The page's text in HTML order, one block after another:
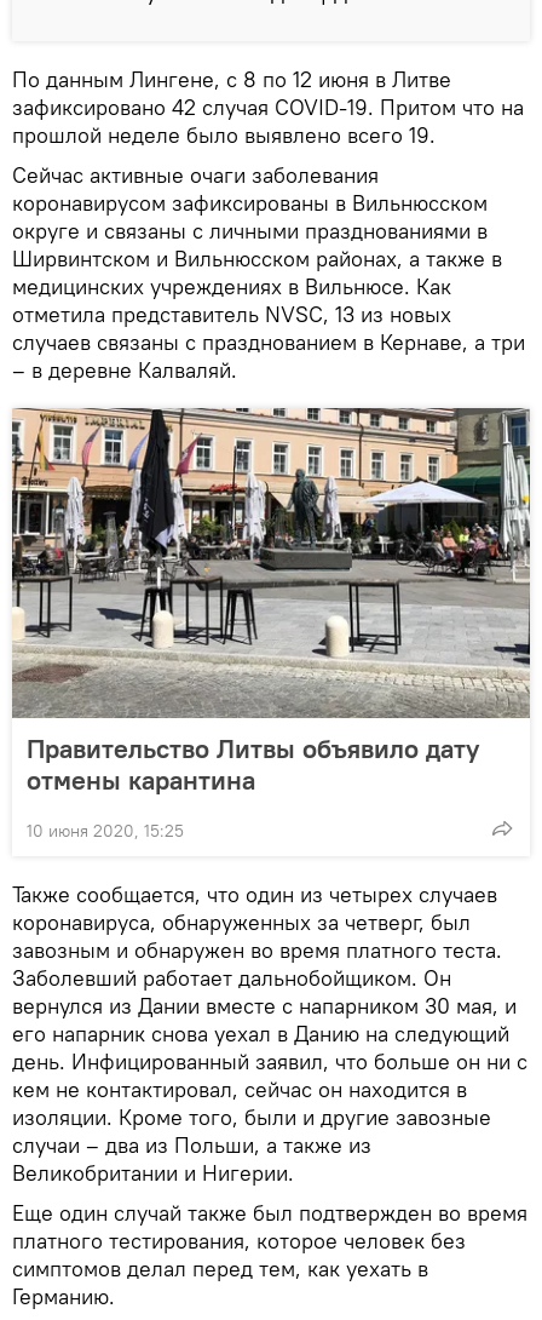
По данным Лингене, с 8 по 12 июня в Литве
зафиксировано 42 случая COVID-19. Притом что на
прошлой неделе было выявлено всего 19.
Сейчас активные очаги заболевания
коронавирусом зафиксированы в Вильнюсском
округе и связаны с личными празднованиями в
Ширвинтском и Вильнюсском районах, а также в
медицинских учреждениях в Вильнюсе. Как
отметила представитель NVSC, 13 из новых
случаев связаны с празднованием в Кернаве, а три
– в деревне Калваляй.
Правительство Литвы объявило дату
отмены карантина
10 июня 2020, 15:25
Также сообщается, что один из четырех случаев
коронавируса, обнаруженных за четверг, был
завозным и обнаружен во время платного теста.
Заболевший работает дальнобойщиком. Он
вернулся из Дании вместе с напарником 30 мая, и
его напарник снова уехал в Данию на следующий
день. Инфицированный заявил, что больше он ни с
кем не контактировал, сейчас он находится в
изоляции. Кроме того, были и другие завозные
случаи – два из Польши, а также из
Великобритании и Нигерии.
Еще один случай также был подтвержден во время
платного тестирования, которое человек без
симптомов делал перед тем, как уехать в
Германию.